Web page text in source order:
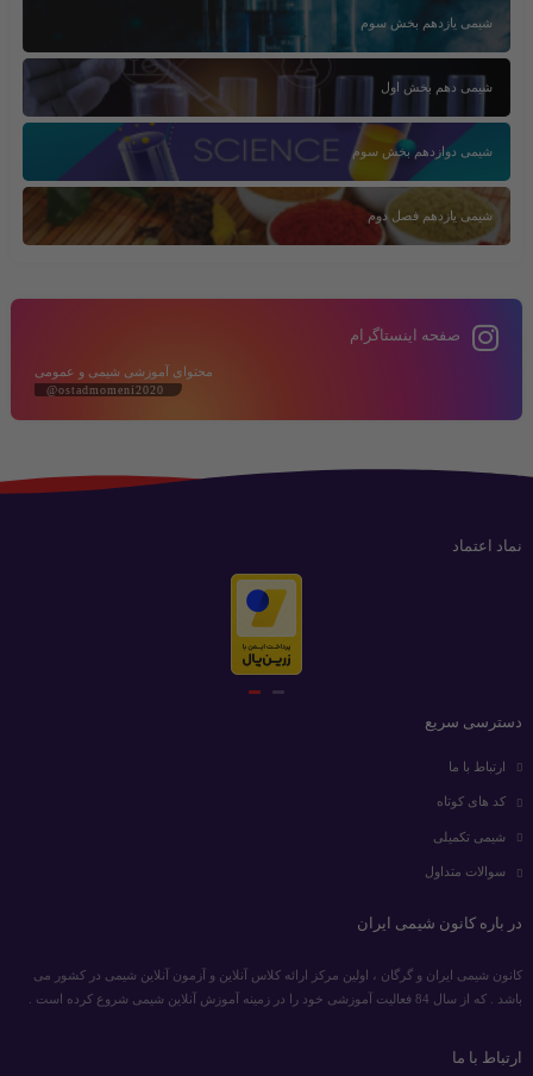
شیمی یازدهم بخش سوم
شیمی دهم بخش اول
شیمی دوازدهم بخش سوم
شیمی یازدهم فصل دوم
صفحه اینستاگرام
محتوای آموزشی شیمی و عمومی
@ostadmomeni2020
نماد اعتماد
دسترسی سریع
ارتباط با ما
کد های کوتاه
شیمی تکمیلی
سوالات متداول
در باره کانون شیمی ایران
کانون شیمی ایران و گرگان ، اولین مرکز ارائه کلاس آنلاین و آزمون آنلاین شیمی در کشور می
باشد . که از سال 84 فعالیت آموزشی خود را در زمینه آموزش آنلاین شیمی شروع کرده است .
ارتباط با ما